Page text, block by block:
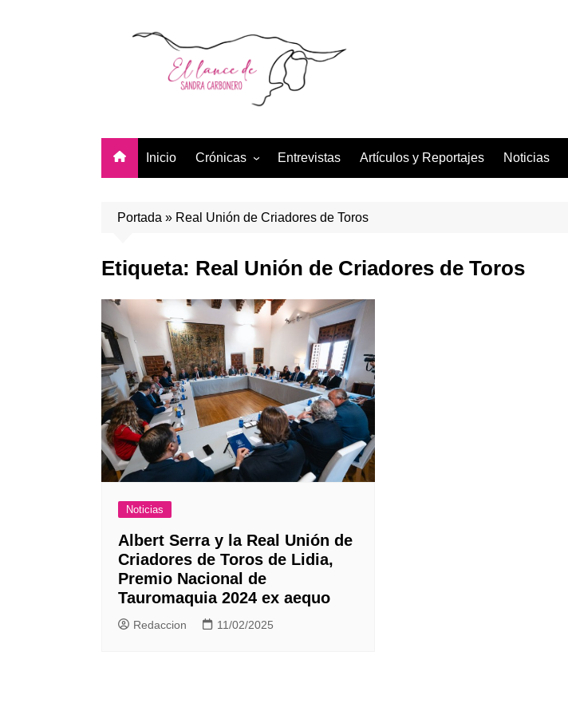
Inicio Crónicas
Temporada 2025
Temporada 2023
Temporada 2021
Entrevistas Artículos y Reportajes Noticias
Portada » Real Unión de Criadores de Toros
Etiqueta: Real Unión de Criadores de Toros
Noticias
Albert Serra y la Real Unión de
Criadores de Toros de Lidia,
Premio Nacional de
Tauromaquia 2024 ex aequo
Redaccion 11/02/2025